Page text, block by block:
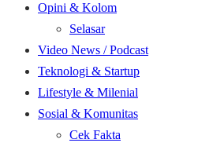
Opini & Kolom
Selasar
Video News / Podcast
Teknologi & Startup
Lifestyle & Milenial
Sosial & Komunitas
Cek Fakta